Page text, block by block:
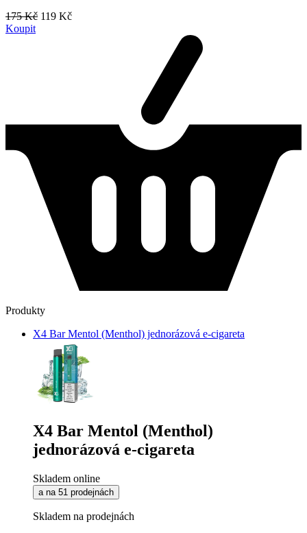
175 Kč 119 Kč
Koupit
Produkty
X4 Bar Mentol (Menthol) jednorázová e-cigareta
X4 Bar Mentol (Menthol)
jednorázová e-cigareta
Skladem online
a na 51 prodejnách
Skladem na prodejnách